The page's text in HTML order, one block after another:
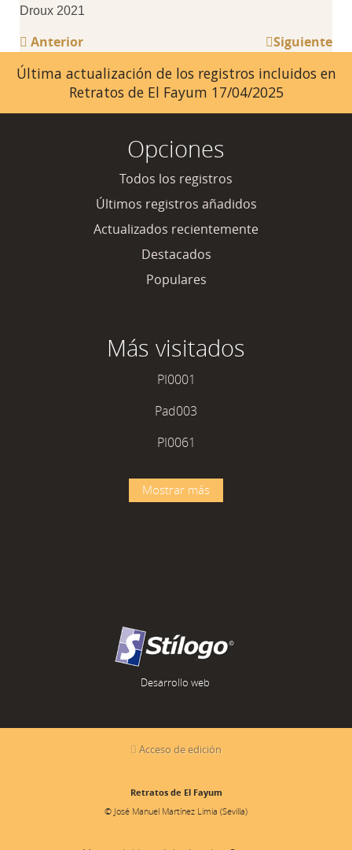
Droux 2021
Anterior Siguiente
Última actualización de los registros incluidos en
Retratos de El Fayum 17/04/2025
Opciones
Todos los registros
Últimos registros añadidos
Actualizados recientemente
Destacados
Populares
Más visitados
PI0001
Pad003
PI0061
Mostrar más
Desarrollo web
Acceso de edición
Retratos de El Fayum
© José Manuel Martínez Limia (Sevilla)